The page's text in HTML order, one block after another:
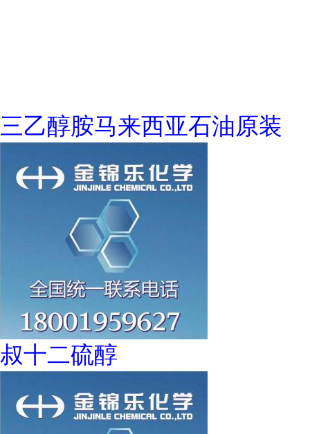
三乙醇胺马来西亚石油原装
叔十二硫醇